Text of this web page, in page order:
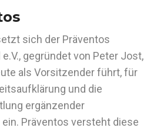
sich der Präventos
gegründet von Peter Jost,
als Vorsitzender führt, für
und die
ergänzender
Präventos versteht diese